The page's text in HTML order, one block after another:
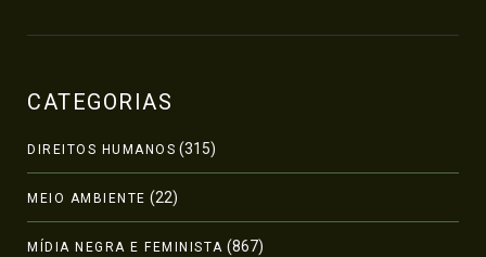
CATEGORIAS
DIREITOS HUMANOS (315)
MEIO AMBIENTE (22)
MÍDIA NEGRA E FEMINISTA (867)